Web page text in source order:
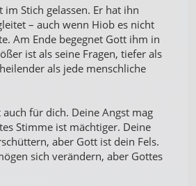
Stich gelassen. Er hat ihn
– auch wenn Hiob es nicht
Am Ende begegnet Gott ihm in
ist als seine Fragen, tiefer als
als jede menschliche
für dich. Deine Angst mag
Stimme ist mächtiger. Deine
aber Gott ist dein Fels.
sich verändern, aber Gottes